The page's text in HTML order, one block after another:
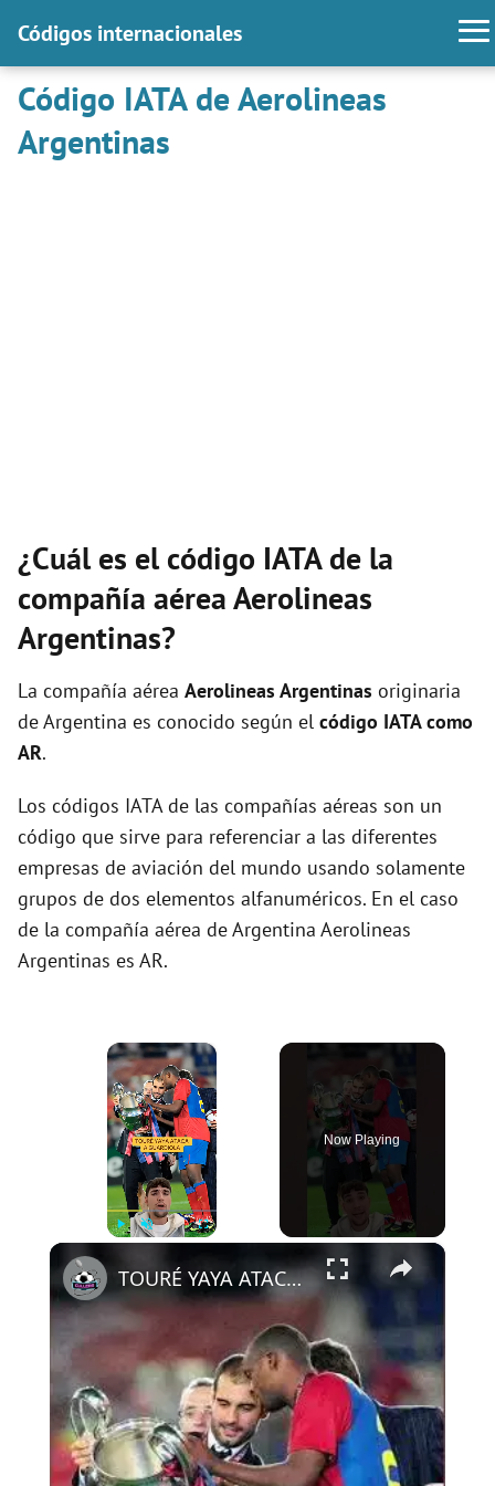
Códigos internacionales
Código IATA de Aerolineas
Argentinas
¿Cuál es el código IATA de la
compañía aérea Aerolineas
Argentinas?
La compañía aérea Aerolineas Argentinas originaria
de Argentina es conocido según el código IATA como
AR.
Los códigos IATA de las compañías aéreas son un
código que sirve para referenciar a las diferentes
empresas de aviación del mundo usando solamente
grupos de dos elementos alfanuméricos. En el caso
de la compañía aérea de Argentina Aerolineas
Argentinas es AR.
×
Now Playing
×
TOURÉ YAYA ATACA A GUARDIOLA